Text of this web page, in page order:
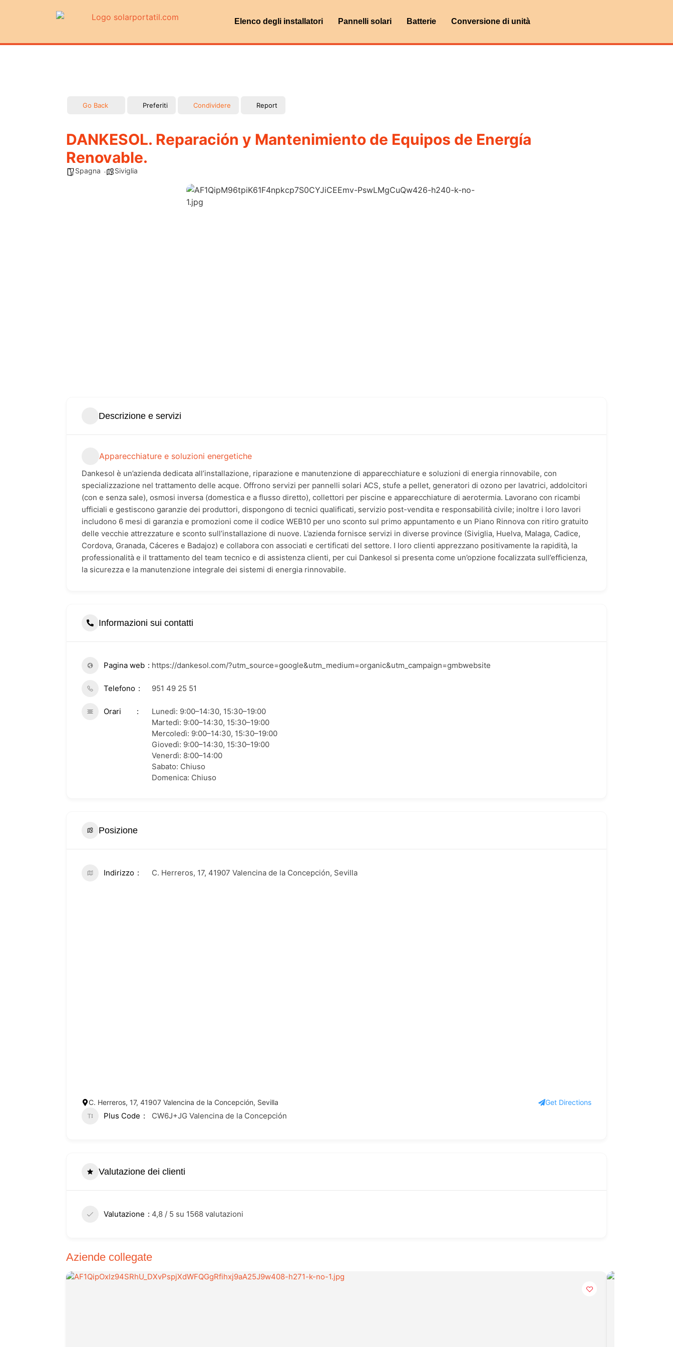
Elenco degli installatori Pannelli solari Batterie Conversione di unità
Go Back Preferiti Condividere Report
DANKESOL. Reparación y Mantenimiento de Equipos de Energía
Renovable.
Spagna Siviglia
Descrizione e servizi
Apparecchiature e soluzioni energetiche
Dankesol è un’azienda dedicata all’installazione, riparazione e manutenzione di apparecchiature e soluzioni di energia rinnovabile, con
specializzazione nel trattamento delle acque. Offrono servizi per pannelli solari ACS, stufe a pellet, generatori di ozono per lavatrici, addolcitori
(con e senza sale), osmosi inversa (domestica e a flusso diretto), collettori per piscine e apparecchiature di aerotermia. Lavorano con ricambi
ufficiali e gestiscono garanzie dei produttori, dispongono di tecnici qualificati, servizio post-vendita e responsabilità civile; inoltre i loro lavori
includono 6 mesi di garanzia e promozioni come il codice WEB10 per uno sconto sul primo appuntamento e un Piano Rinnova con ritiro gratuito
delle vecchie attrezzature e sconto sull’installazione di nuove. L’azienda fornisce servizi in diverse province (Siviglia, Huelva, Malaga, Cadice,
Cordova, Granada, Cáceres e Badajoz) e collabora con associati e certificati del settore. I loro clienti apprezzano positivamente la rapidità, la
professionalità e il trattamento del team tecnico e di assistenza clienti, per cui Dankesol si presenta come un’opzione focalizzata sull’efficienza,
la sicurezza e la manutenzione integrale dei sistemi di energia rinnovabile.
Informazioni sui contatti
Pagina web https://dankesol.com/?utm_source=google&utm_medium=organic&utm_campaign=gmbwebsite
Telefono 951 49 25 51
Orari
Lunedì: 9:00–14:30, 15:30–19:00
Martedì: 9:00–14:30, 15:30–19:00
Mercoledì: 9:00–14:30, 15:30–19:00
Giovedì: 9:00–14:30, 15:30–19:00
Venerdì: 8:00–14:00
Sabato: Chiuso
Domenica: Chiuso
Posizione
Indirizzo C. Herreros, 17, 41907 Valencina de la Concepción, Sevilla
C. Herreros, 17, 41907 Valencina de la Concepción, Sevilla Get Directions
Plus Code CW6J+JG Valencina de la Concepción
Valutazione dei clienti
Valutazione 4,8 / 5 su 1568 valutazioni
Aziende collegate